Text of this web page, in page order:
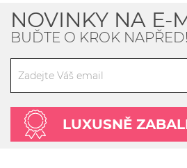
NOVINKY NA E-
BUĎTE O KROK NAPŘED!
LUXUSNĚ